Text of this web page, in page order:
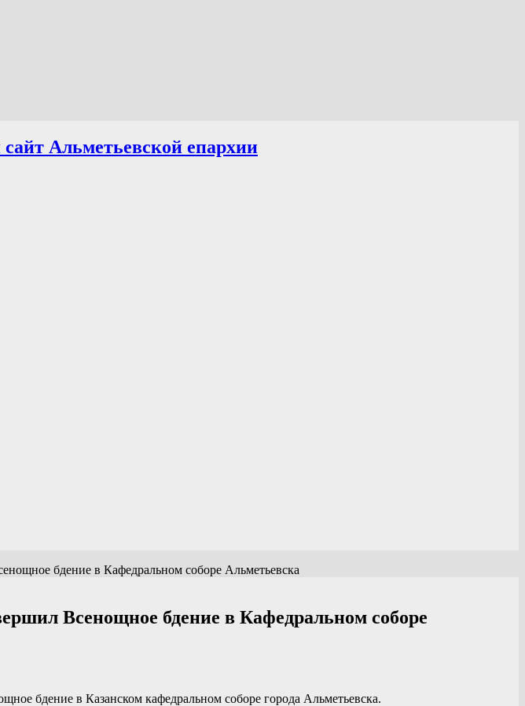
Альметьевской епархии
бдение в Кафедральном соборе Альметьевска
Всенощное бдение в Кафедральном соборе
бдение в Казанском кафедральном соборе города Альметьевска.